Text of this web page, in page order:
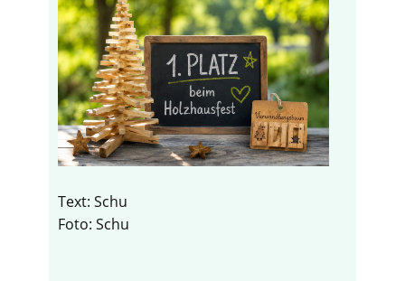
Text: Schu
Foto: Schu